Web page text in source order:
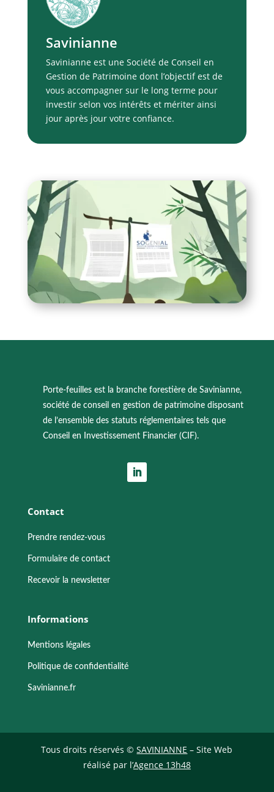
Savinianne
Savinianne est une Société de Conseil en
Gestion de Patrimoine dont l’objectif est de
vous accompagner sur le long terme pour
investir selon vos intérêts et mériter ainsi
jour après jour votre confiance.
Porte-feuilles est la branche forestière de Savinianne,
société de conseil en gestion de patrimoine disposant
de l’ensemble des statuts réglementaires tels que
Conseil en Investissement Financier (CIF).
Contact
Prendre rendez-vous
Formulaire de contact
Recevoir la newsletter
Informations
Mentions légales
Politique de confidentialité
Savinianne.fr
Tous droits réservés ©SAVINIANNE – Site Web
réalisé par l’Agence 13h48